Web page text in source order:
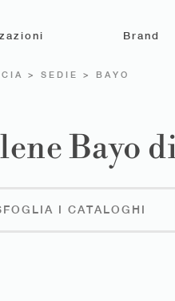
Brand
> SEDIE > BAYO
Bayo
I CATALOGHI